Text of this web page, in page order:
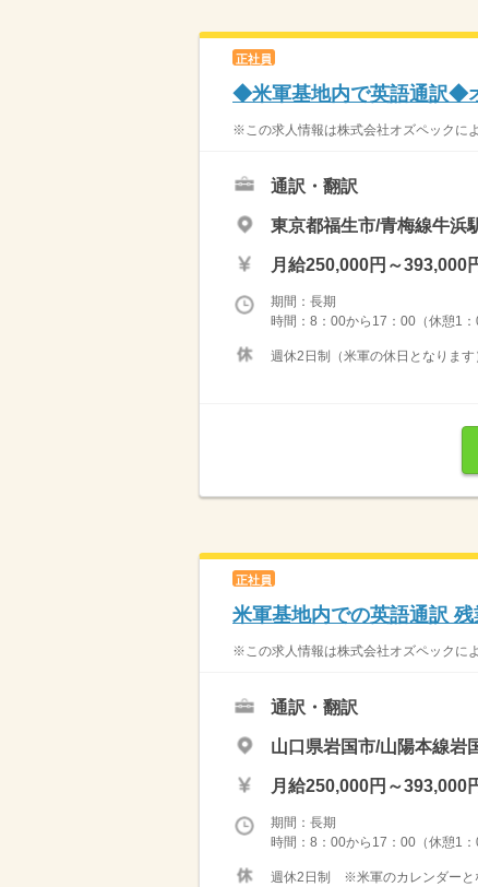
正社員
◆米軍基地内で英語通訳◆
※この求人情報は株式会社オズペックに
通訳・翻訳
東京都福生市/青梅線牛浜
月給250,000円～393,000
期間：長期
時間：8：00から17：00（休憩1：
週休2日制（米軍の休日となりま
正社員
米軍基地内での英語通訳 残
※この求人情報は株式会社オズペックに
通訳・翻訳
山口県岩国市/山陽本線岩
月給250,000円～393,000
期間：長期
時間：8：00から17：00（休憩1：
週休2日制 ※米軍のカレンダーと